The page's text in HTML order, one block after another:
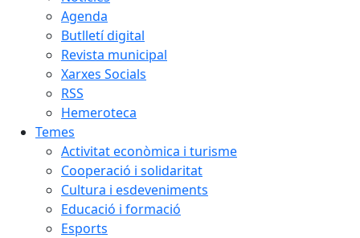
Agenda
Butlletí digital
Revista municipal
Xarxes Socials
RSS
Hemeroteca
Temes
Activitat econòmica i turisme
Cooperació i solidaritat
Cultura i esdeveniments
Educació i formació
Esports